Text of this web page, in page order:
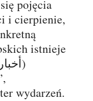
pojęcia
i cierpienie,
istnieje
wydarzeń.